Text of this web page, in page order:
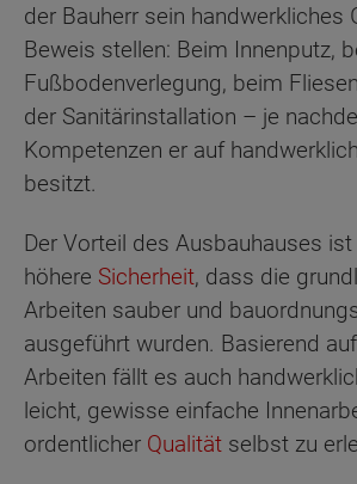
der Bauherr sein handwerkliches
Beweis stellen: Beim Innenputz,
Fußbodenverlegung, beim
der Sanitärinstallation – je
Kompetenzen er auf
besitzt.
Der Vorteil des Ausbauhauses
höhere Sicherheit, dass die
Arbeiten sauber und
ausgeführt wurden. Basierend
Arbeiten fällt es auch
leicht, gewisse einfache
ordentlicher Qualität selbst zu